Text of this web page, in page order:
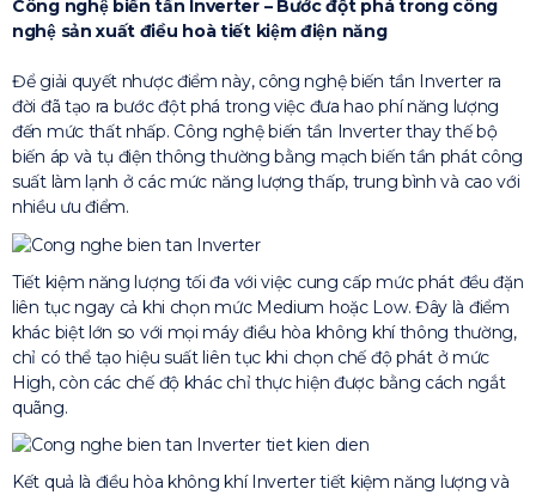
Công nghệ biến tần Inverter – Bước đột phá trong công
nghệ sản xuất điều hoà tiết kiệm điện năng
Để giải quyết nhược điểm này, công nghệ biến tần Inverter ra
đời đã tạo ra bước đột phá trong việc đưa hao phí năng lượng
đến mức thất nhấp. Công nghệ biến tần Inverter thay thế bộ
biến áp và tụ điện thông thường bằng mạch biến tần phát công
suất làm lạnh ở các mức năng lượng thấp, trung bình và cao với
nhiều ưu điểm.
Tiết kiệm năng lượng tối đa với việc cung cấp mức phát đều đặn
liên tục ngay cả khi chọn mức Medium hoặc Low. Đây là điểm
khác biệt lớn so với mọi máy điều hòa không khí thông thường,
chỉ có thể tạo hiệu suất liên tục khi chọn chế độ phát ở mức
High, còn các chế độ khác chỉ thực hiện được bằng cách ngắt
quãng.
Kết quả là điều hòa không khí Inverter tiết kiệm năng lượng và